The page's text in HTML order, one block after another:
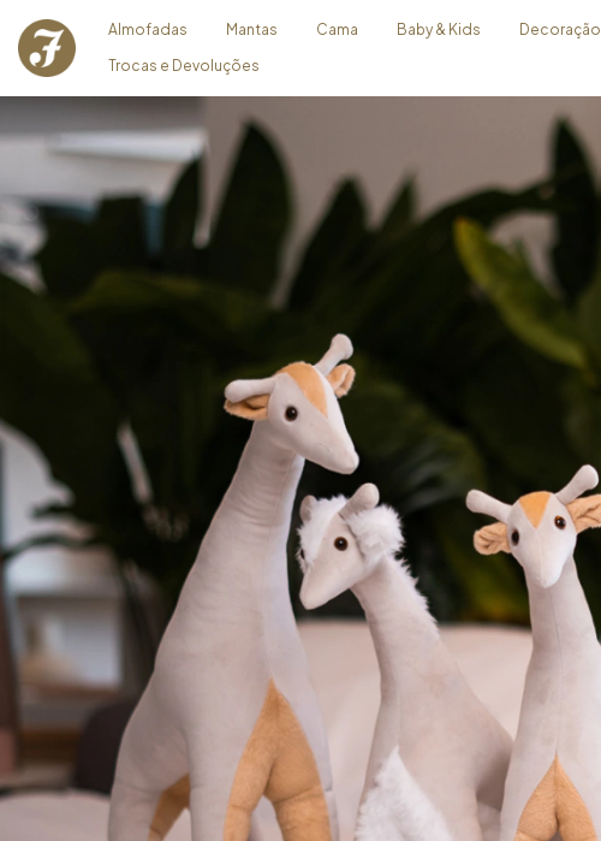
Almofadas Mantas Cama Baby & Kids Decoração
Trocas e Devoluções